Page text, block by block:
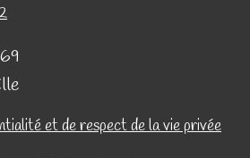
et de respect de la vie privée